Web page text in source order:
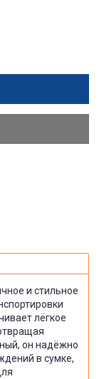
и стильное
лёгкое
он надёжно
в сумке,